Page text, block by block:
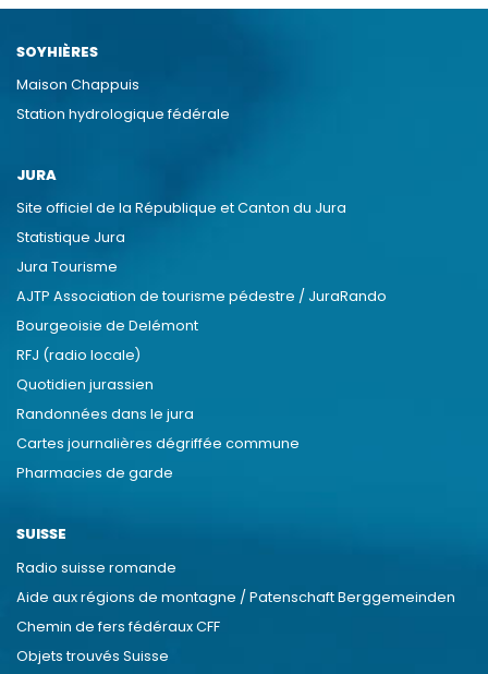
SOYHIÈRES
Maison Chappuis
Station hydrologique fédérale
JURA
Site officiel de la République et Canton du Jura
Statistique Jura
Jura Tourisme
AJTP Association de tourisme pédestre / JuraRando
Bourgeoisie de Delémont
RFJ (radio locale)
Quotidien jurassien
Randonnées dans le jura
Cartes journalières dégriffée commune
Pharmacies de garde
SUISSE
Radio suisse romande
Aide aux régions de montagne / Patenschaft Berggemeinden
Chemin de fers fédéraux CFF
Objets trouvés Suisse